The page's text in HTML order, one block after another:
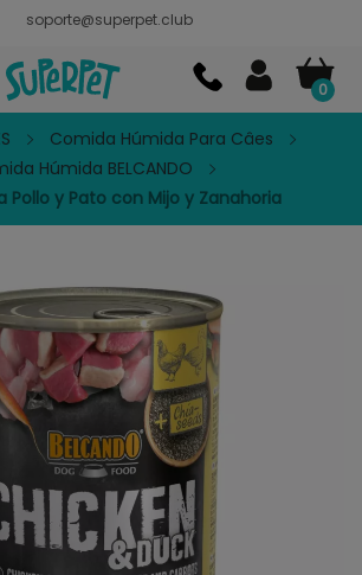
soporte@superpet.club
0
Comida Húmida Para Câes
Húmida BELCANDO
Pollo y Pato con Mijo y Zanahoria
comida para mascotas
- En Google Play